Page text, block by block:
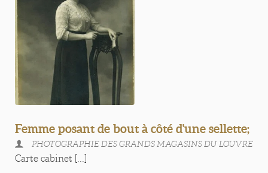
Femme posant de bout à côté d'une sellette;
PHOTOGRAPHIE DES GRANDS MAGASINS DU LOUVRE
Carte cabinet [...]